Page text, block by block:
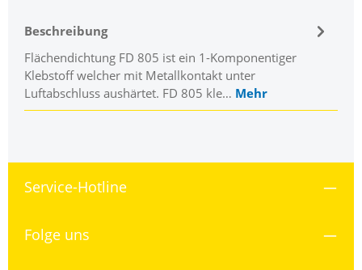
Beschreibung
Flächendichtung FD 805 ist ein 1-Komponentiger
Klebstoff welcher mit Metallkontakt unter
Luftabschluss aushärtet. FD 805 kle… Mehr
Service-Hotline
Folge uns